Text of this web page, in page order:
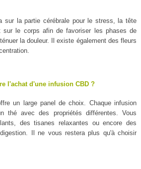
sur la partie cérébrale pour le stress, la tête
sur le corps afin de favoriser les phases de
la douleur. Il existe également des fleurs
l'achat d'une infusion CBD ?
un large panel de choix. Chaque infusion
thé avec des propriétés différentes. Vous
des tisanes relaxantes ou encore des
Il ne vous restera plus qu'à choisir